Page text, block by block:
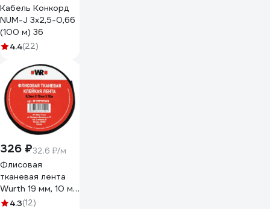
Кабель Конкорд
NUM-J 3х2,5-0,66
(100 м) 36
4.4(22)
326 ₽32.6 ₽/м
Флисовая
тканевая лента
Wurth 19 мм, 10 м
5997719615090 1
4.3(12)